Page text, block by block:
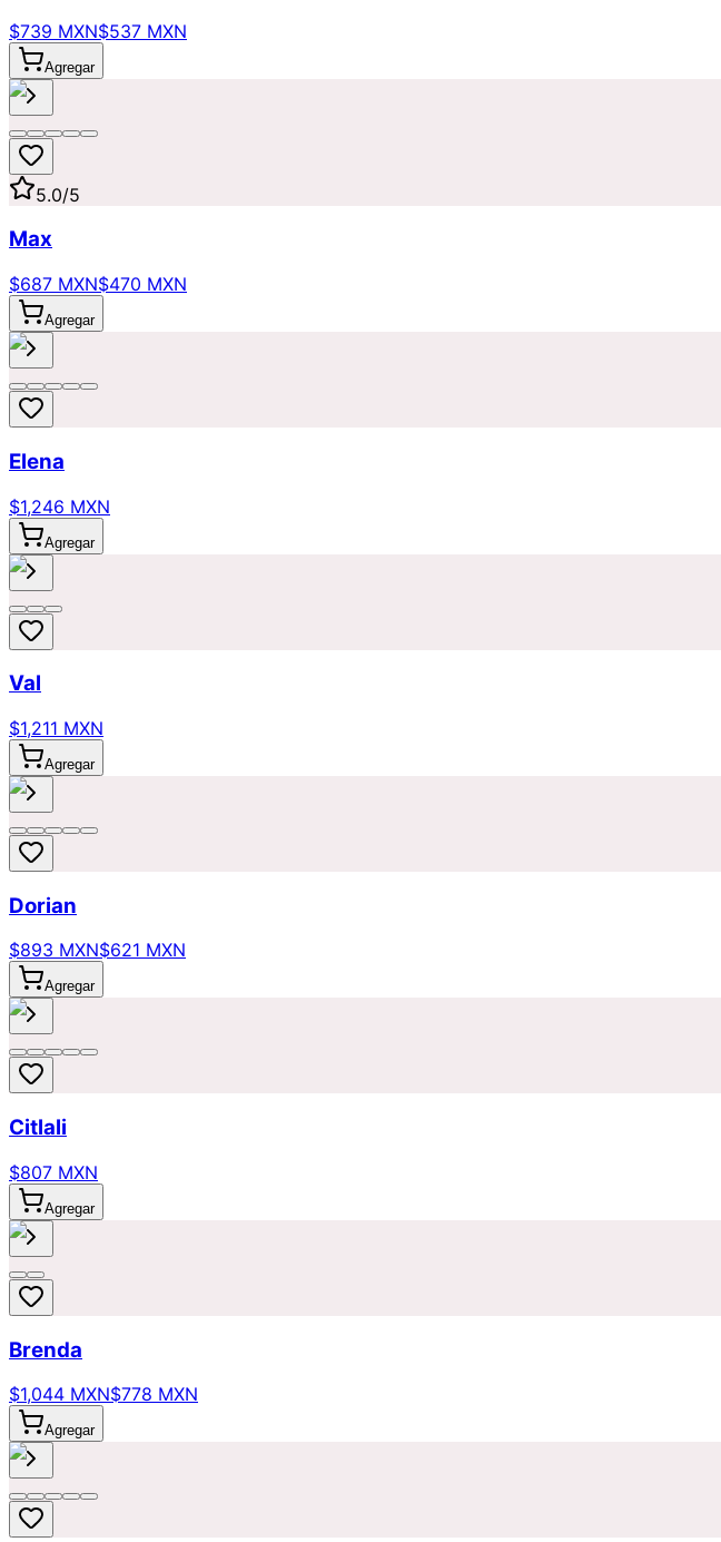
$739 MXN$537 MXN
Agregar
5.0/5
Max
$687 MXN$470 MXN
Agregar
Elena
$1,246 MXN
Agregar
Val
$1,211 MXN
Agregar
Dorian
$893 MXN$621 MXN
Agregar
Citlali
$807 MXN
Agregar
Brenda
$1,044 MXN$778 MXN
Agregar